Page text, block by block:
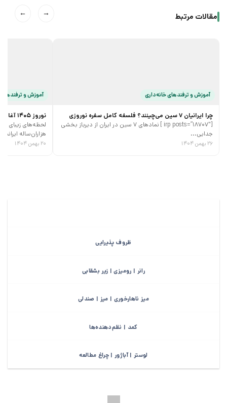
مقالات مرتبط →
←
آموزش و ترفند‌های خانه‌داری
چرا ایرانیان 7 سین می‌چینند؟ فلسفه کامل سفره نوروزی
[irp posts=”18707″ ] نمادهای 7 سین در ایران از دیرباز بخشی
جدایی...
۲۶ بهمن ۱۴۰۴
آموزش و
نوروز 1405 آغازی پر جنب و جوش
هزاران‌ساله
۲۰ بهمن ۱۴۰۴
ظروف پذیرایی
رانر | رومیزی | زیر بشقابی
میز ناهارخوری | میز | صندلی
کمد | نظم‌دهنده‌ها
لوستر | آباژور | چراغ مطالعه